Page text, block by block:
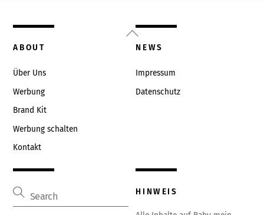
Back
To
ABOUT
Über Uns
Werbung
Brand Kit
Werbung schalten
Kontakt
NEWS
Impressum
Datenschutz
HINWEIS